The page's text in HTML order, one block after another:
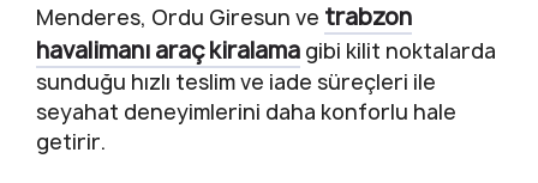
Menderes, Ordu Giresun ve trabzon
havalimanı araç kiralama gibi kilit noktalarda
sunduğu hızlı teslim ve iade süreçleri ile
seyahat deneyimlerini daha konforlu hale
getirir.